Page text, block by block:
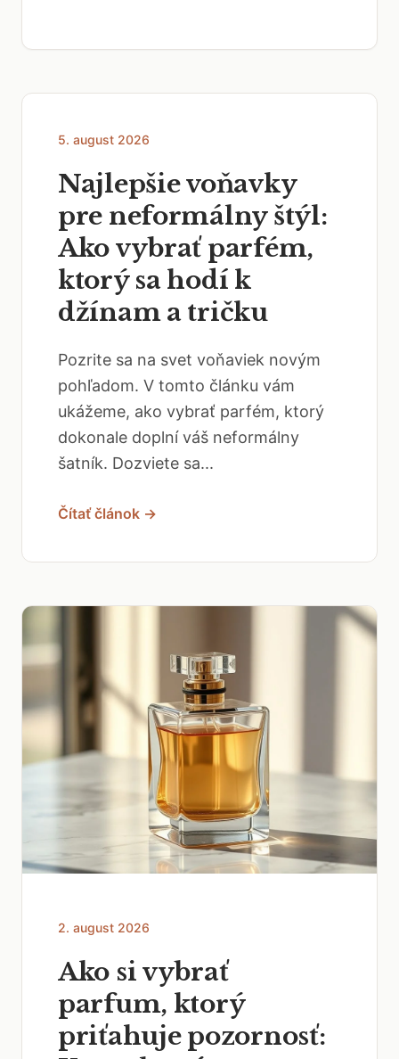
5. august 2026
Najlepšie voňavky
pre neformálny štýl:
Ako vybrať parfém,
ktorý sa hodí k
džínam a tričku
Pozrite sa na svet voňaviek novým
pohľadom. V tomto článku vám
ukážeme, ako vybrať parfém, ktorý
dokonale doplní váš neformálny
šatník. Dozviete sa...
Čítať článok →
2. august 2026
Ako si vybrať
parfum, ktorý
priťahuje pozornosť: